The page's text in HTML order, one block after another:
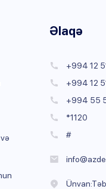
Əlaqə
+994 12
+994 12
+994 55
*1120
#